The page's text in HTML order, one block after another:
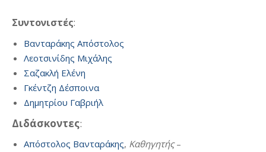
Συντονιστές:
Βανταράκης Απόστολος
Λεοτσινίδης Μιχάλης
Σαζακλή Ελένη
Γκέντζη Δέσποινα
Δημητρίου Γαβριήλ
Διδάσκοντες:
Απόστολος Βανταράκης, Καθηγητής–